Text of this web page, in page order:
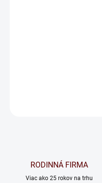
RODINNÁ FIRMA
Viac ako 25 rokov na trhu